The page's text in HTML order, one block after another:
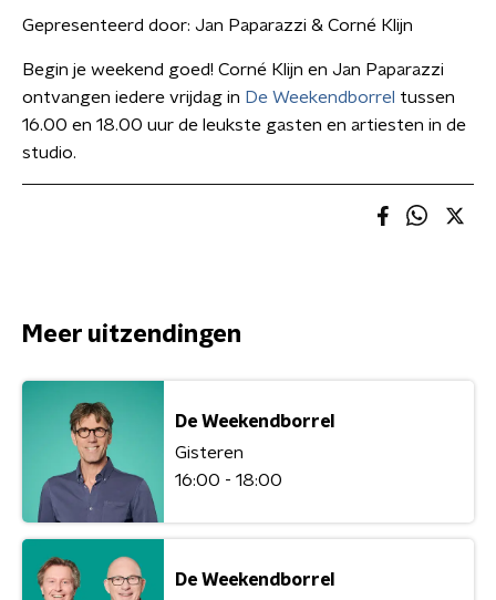
Gepresenteerd door: Jan Paparazzi & Corné Klijn
Begin je weekend goed! Corné Klijn en Jan Paparazzi
ontvangen iedere vrijdag in De Weekendborrel tussen
16.00 en 18.00 uur de leukste gasten en artiesten in de
studio.
Meer uitzendingen
De Weekendborrel
Gisteren
16:00 - 18:00
De Weekendborrel